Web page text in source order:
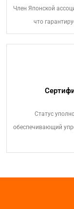
Член Японской
что
Статус
обеспечивающий